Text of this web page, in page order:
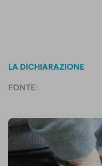
LA DICHIARAZIONE
FONTE: